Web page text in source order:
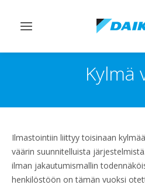
Vaihda
Kylmä
Ilmastointiin liittyy toisinaan
väärin suunnitelluista
ilman jakautumismallin
henkilöstöön on tämän vuoksi